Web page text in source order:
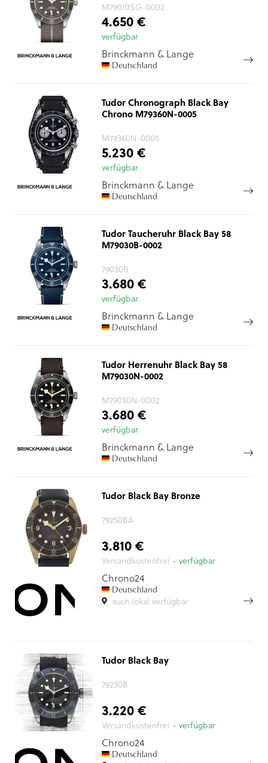
M79010SG-0002
4.650 €
verfügbar
Brinckmann & Lange
Deutschland
Tudor Chronograph Black Bay
Chrono M79360N-0005
M79360N-0005
5.230 €
verfügbar
Brinckmann & Lange
Deutschland
Tudor Taucheruhr Black Bay 58
M79030B-0002
79030B
3.680 €
verfügbar
Brinckmann & Lange
Deutschland
Tudor Herrenuhr Black Bay 58
M79030N-0002
M79030N-0002
3.680 €
verfügbar
Brinckmann & Lange
Deutschland
Tudor Black Bay Bronze
79250BA
3.810 €
Versandkostenfrei - verfügbar
Chrono24
Deutschland
auch lokal verfügbar
Tudor Black Bay
79230B
3.220 €
Versandkostenfrei - verfügbar
Chrono24
Deutschland